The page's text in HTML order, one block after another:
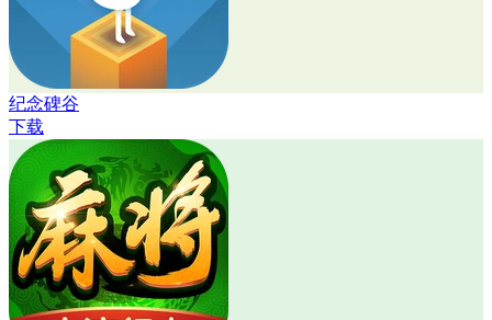
纪念碑谷
下载